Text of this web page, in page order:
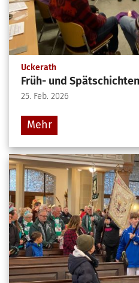
Uckerath:
Früh- und
25. Feb. 2026
Mehr